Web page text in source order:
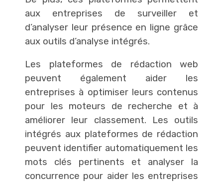
aux entreprises de surveiller et
d’analyser leur présence en ligne grâce
aux outils d’analyse intégrés.
Les plateformes de rédaction web
peuvent également aider les
entreprises à optimiser leurs contenus
pour les moteurs de recherche et à
améliorer leur classement. Les outils
intégrés aux plateformes de rédaction
peuvent identifier automatiquement les
mots clés pertinents et analyser la
concurrence pour aider les entreprises